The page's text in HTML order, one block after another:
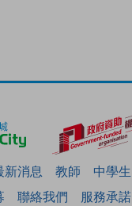
新消息 教師 中學生
聯絡我們 服務承諾